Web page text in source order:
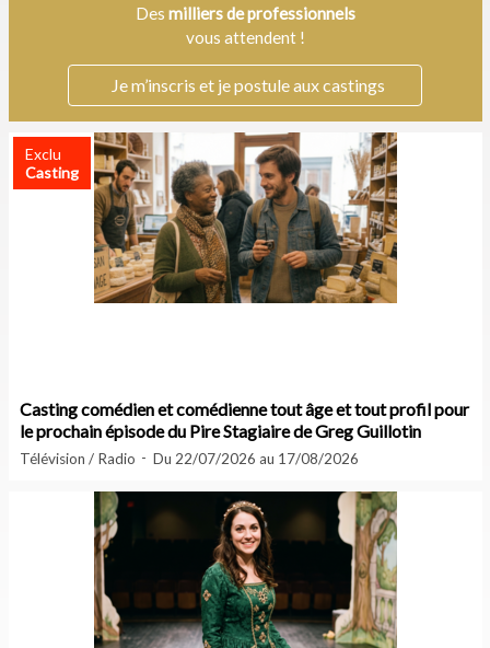
Des milliers de professionnels
vous attendent !
Je m’inscris et je postule aux castings
Exclu
Casting
Casting comédien et comédienne tout âge et tout profil pour
le prochain épisode du Pire Stagiaire de Greg Guillotin
Télévision / Radio Du 22/07/2026 au 17/08/2026